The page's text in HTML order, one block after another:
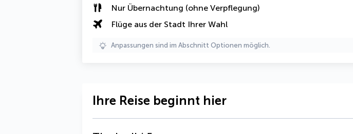
Nur Übernachtung (ohne Verpflegung)
Flüge aus der Stadt Ihrer Wahl
Anpassungen sind im Abschnitt Optionen möglich.
Ihre Reise beginnt hier